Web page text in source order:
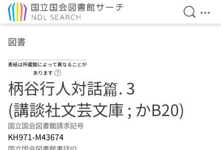
検索を
メ
図書
表紙は所蔵館によって異なることが
あります
柄谷行人対話篇. 3
(講談社文芸文庫 ; かB20)
国立国会図書館請求記号
KH971-M43674